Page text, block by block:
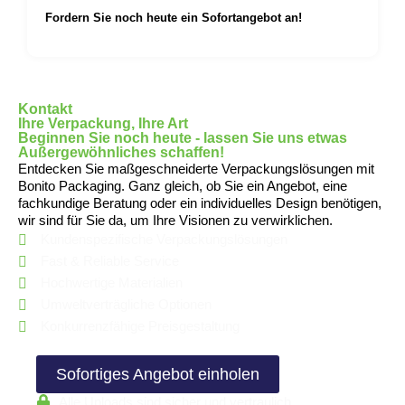
Ihre Display-Boxen
liefern, die Ihren Verpackungsanforderungen
entsprechen. Hier sind einige Gründe, warum
Sie sich für uns entscheiden sollten:
Fachmännische Handwerkskunst
Unser Team aus erfahrenen Fachleuten sorgt
dafür, dass jeder Schaukasten nach den
höchsten Qualitäts- und Präzisionsstandards
gefertigt wird.
Schnelle Durchlaufzeit
Mit unserem effizienten Produktionsprozess
Fordern Sie noch heute ein Sofortangebot an!
Kontakt
Ihre Verpackung, Ihre Art
Beginnen Sie noch heute - lassen Sie uns etwas
Außergewöhnliches schaffen!
Entdecken Sie maßgeschneiderte Verpackungslösungen mit
Bonito Packaging. Ganz gleich, ob Sie ein Angebot, eine
fachkundige Beratung oder ein individuelles Design benötigen,
wir sind für Sie da, um Ihre Visionen zu verwirklichen.
Sofortiges Angebot einholen